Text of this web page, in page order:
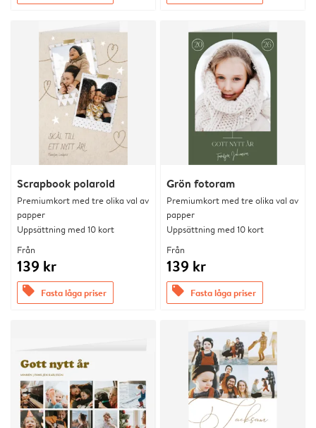
Scrapbook polaroid
Premiumkort med tre olika val av
papper
Uppsättning med 10 kort
Från
139 kr
offers Fasta låga priser
Grön fotoram
Premiumkort med tre olika val av
papper
Uppsättning med 10 kort
Från
139 kr
offers Fasta låga priser